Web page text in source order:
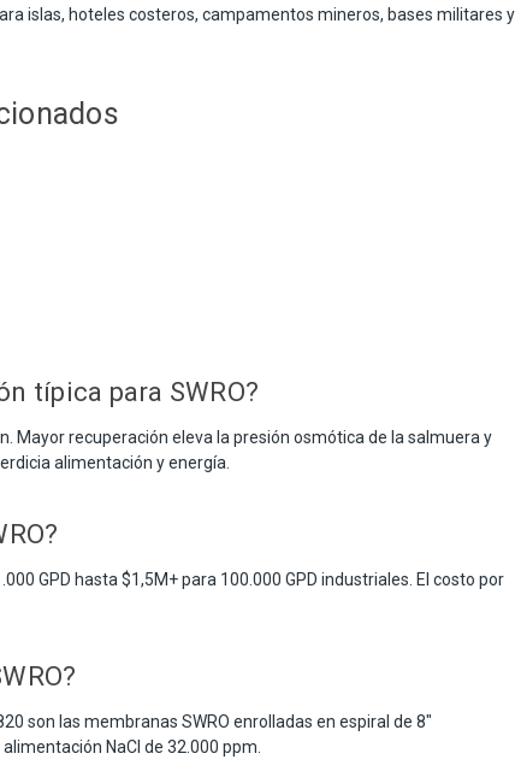
islas, hoteles costeros, campamentos mineros, bases militares y
típica para SWRO?
Mayor recuperación eleva la presión osmótica de la salmuera y
alimentación y energía.
GPD hasta $1,5M+ para 100.000 GPD industriales. El costo por
son las membranas SWRO enrolladas en espiral de 8"
NaCl de 32.000 ppm.